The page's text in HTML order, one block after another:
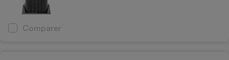
Comparer